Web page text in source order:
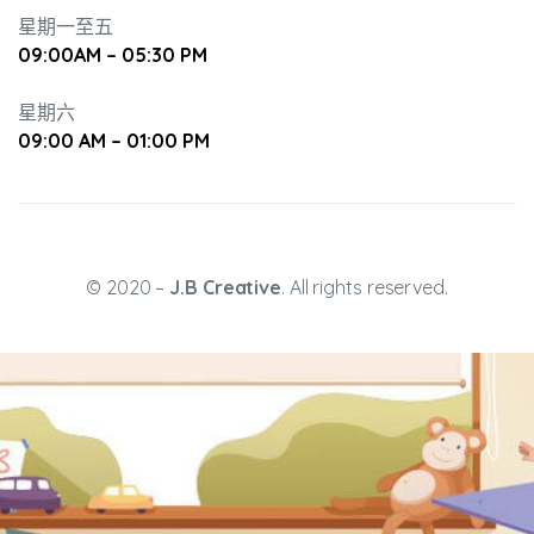
星期一至五
09:00AM – 05:30 PM
星期六
09:00 AM – 01:00 PM
© 2020 – J.B Creative. All rights reserved.
養幼兒